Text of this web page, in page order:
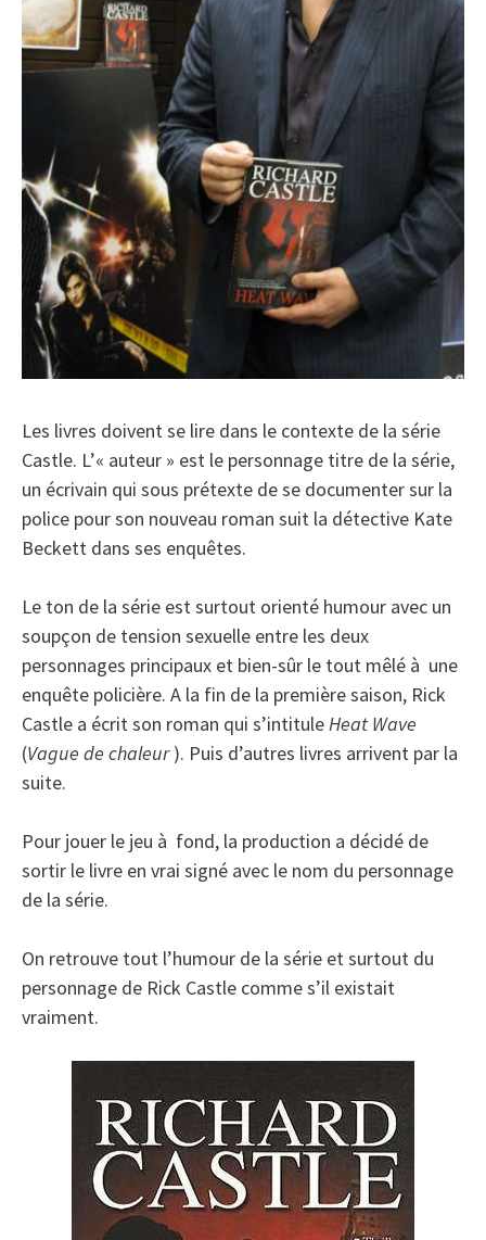
Les livres doivent se lire dans le contexte de la série
Castle. L’« auteur » est le personnage titre de la série,
un écrivain qui sous prétexte de se documenter sur la
police pour son nouveau roman suit la détective Kate
Beckett dans ses enquêtes.
Le ton de la série est surtout orienté humour avec un
soupçon de tension sexuelle entre les deux
personnages principaux et bien-sûr le tout mêlé à une
enquête policière. A la fin de la première saison, Rick
Castle a écrit son roman qui s’intituleHeat Wave
(Vague de chaleur). Puis d’autres livres arrivent par la
suite.
Pour jouer le jeu à fond, la production a décidé de
sortir le livre en vrai signé avec le nom du personnage
de la série.
On retrouve tout l’humour de la série et surtout du
personnage de Rick Castle comme s’il existait
vraiment.